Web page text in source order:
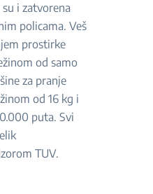
i zatvorena
policama. Veš
prostirke
od samo
za pranje
od 16 kg i
puta. Svi
TUV.